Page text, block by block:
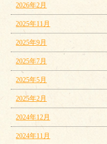
2026年2月
2025年11月
2025年9月
2025年7月
2025年5月
2025年2月
2024年12月
2024年11月